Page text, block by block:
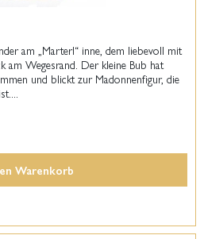
am „Marterl“ inne, dem liebevoll mit
am Wegesrand. Der kleine Bub hat
und blickt zur Madonnenfigur, die
Warenkorb